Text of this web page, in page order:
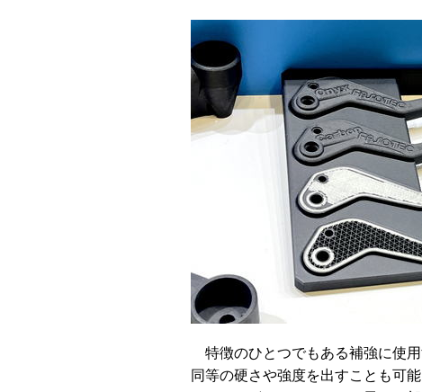
特徴のひとつでもある補強に使
同等の硬さや強度を出すことも可